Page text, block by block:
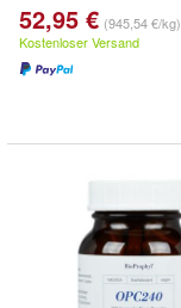
52,95 € (945,54 €/kg)
Kostenloser Versand